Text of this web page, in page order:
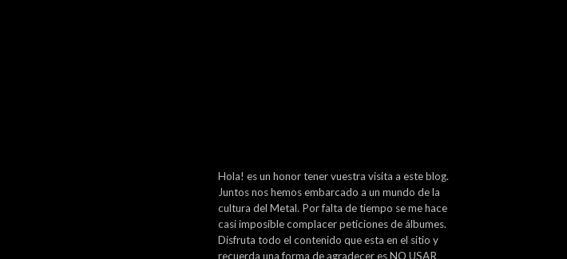
Hola! es un honor tener vuestra visita a este blog.
Juntos nos hemos embarcado a un mundo de la
cultura del Metal. Por falta de tiempo se me hace
casi imposible complacer peticiones de álbumes.
Disfruta todo el contenido que esta en el sitio y
recuerda una forma de agradecer es NO USAR